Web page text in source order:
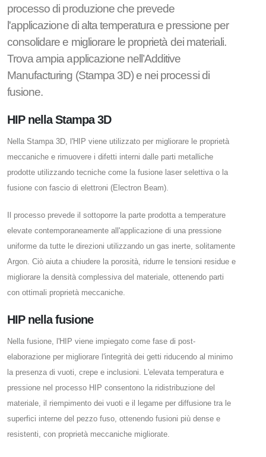
processo di produzione che prevede
l'applicazione di alta temperatura e pressione per
consolidare e migliorare le proprietà dei materiali.
Trova ampia applicazione nell’Additive
Manufacturing (Stampa 3D) e nei processi di
fusione.
HIP nella Stampa 3D
Nella Stampa 3D, l'HIP viene utilizzato per migliorare le proprietà
meccaniche e rimuovere i difetti interni dalle parti metalliche
prodotte utilizzando tecniche come la fusione laser selettiva o la
fusione con fascio di elettroni (Electron Beam).
Il processo prevede il sottoporre la parte prodotta a temperature
elevate contemporaneamente all'applicazione di una pressione
uniforme da tutte le direzioni utilizzando un gas inerte, solitamente
Argon. Ciò aiuta a chiudere la porosità, ridurre le tensioni residue e
migliorare la densità complessiva del materiale, ottenendo parti
con ottimali proprietà meccaniche.
HIP nella fusione
Nella fusione, l'HIP viene impiegato come fase di post-
elaborazione per migliorare l'integrità dei getti riducendo al minimo
la presenza di vuoti, crepe e inclusioni. L'elevata temperatura e
pressione nel processo HIP consentono la ridistribuzione del
materiale, il riempimento dei vuoti e il legame per diffusione tra le
superfici interne del pezzo fuso, ottenendo fusioni più dense e
resistenti, con proprietà meccaniche migliorate.